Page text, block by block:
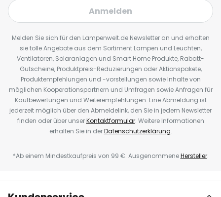
Anmelden
Melden Sie sich für den Lampenwelt.de Newsletter an und erhalten
sie tolle Angebote aus dem Sortiment Lampen und Leuchten,
Ventilatoren, Solaranlagen und Smart Home Produkte, Rabatt-
Gutscheine, Produktpreis-Reduzierungen oder Aktionspakete,
Produktempfehlungen und -vorstellungen sowie Inhalte von
möglichen Kooperationspartnern und Umfragen sowie Anfragen für
Kaufbewertungen und Weiterempfehlungen. Eine Abmeldung ist
jederzeit möglich über den Abmeldelink, den Sie in jedem Newsletter
finden oder über unserKontaktformular. Weitere Informationen
erhalten Sie in derDatenschutzerklärung.
*Ab einem Mindestkaufpreis von 99 €. AusgenommeneHersteller.